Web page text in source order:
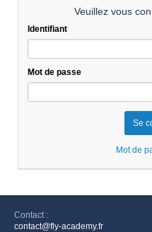
Veuillez vous
Identifiant
Mot de passe
Mot de
Contact :
contact@fly-academy.fr